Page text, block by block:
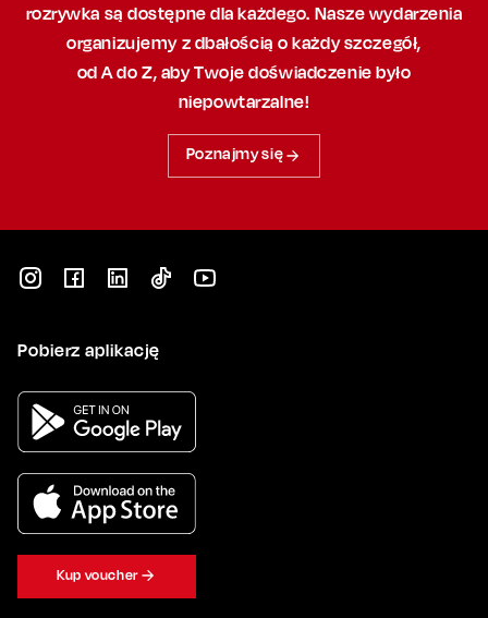
rozrywka są dostępne dla każdego. Nasze wydarzenia
organizujemy z dbałością o każdy szczegół,
od A do Z, abyTwoje doświadczenie było
niepowtarzalne!
Poznajmy się
Pobierz aplikację
Kup voucher